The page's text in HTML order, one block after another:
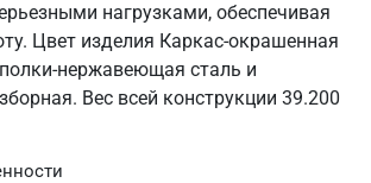
нагрузками, обеспечивая
Цвет изделия Каркас-окрашенная
нержавеющая сталь и
Вес всей конструкции 39.200